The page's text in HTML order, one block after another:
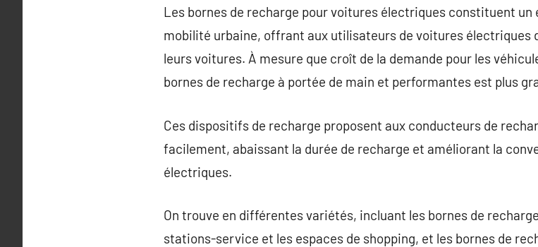
Les bornes de recharge pour voitures électriques constituent
mobilité urbaine, offrant aux utilisateurs de voitures électriques
leurs voitures. À mesure que croît de la demande pour les
bornes de recharge à portée de main et performantes est plus
Ces dispositifs de recharge proposent aux conducteurs de
facilement, abaissant la durée de recharge et améliorant la
électriques.
On trouve en différentes variétés, incluant les bornes de
stations-service et les espaces de shopping, et les bornes de